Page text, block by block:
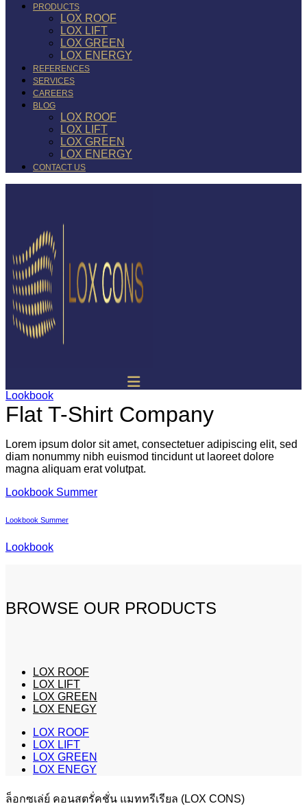
PRODUCTS
LOX ROOF
LOX LIFT
LOX GREEN
LOX ENERGY
REFERENCES
SERVICES
CAREERS
BLOG
LOX ROOF
LOX LIFT
LOX GREEN
LOX ENERGY
CONTACT US
Lookbook
Flat T-Shirt Company
Lorem ipsum dolor sit amet, consectetuer adipiscing elit, sed
diam nonummy nibh euismod tincidunt ut laoreet dolore
magna aliquam erat volutpat.
Lookbook Summer
Lookbook Summer
Lookbook
BROWSE OUR PRODUCTS
LOX ROOF
LOX LIFT
LOX GREEN
LOX ENEGY
LOX ROOF
LOX LIFT
LOX GREEN
LOX ENEGY
ล็อกซเล่ย์ คอนสตรั่คชั่น แมททรีเรียล (LOX CONS)